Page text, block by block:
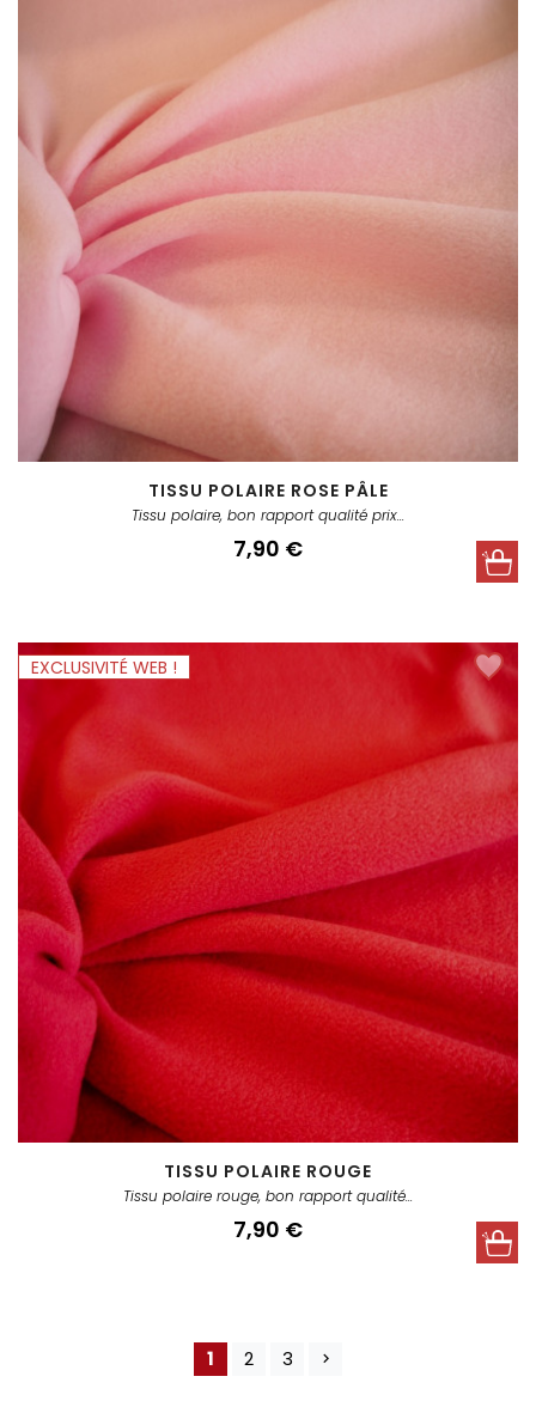
TISSU POLAIRE ROSE PÂLE
Tissu polaire, bon rapport qualité prix...
Prix
7,90 €
EXCLUSIVITÉ WEB !
TISSU POLAIRE ROUGE
Tissu polaire rouge, bon rapport qualité...
Prix
7,90 €
1 2 3